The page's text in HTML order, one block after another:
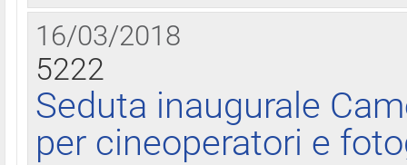
16/03/2018
5222
Seduta inaugurale
per cineoperatori e